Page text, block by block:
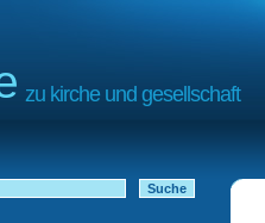
zu kirche und gesellschaft